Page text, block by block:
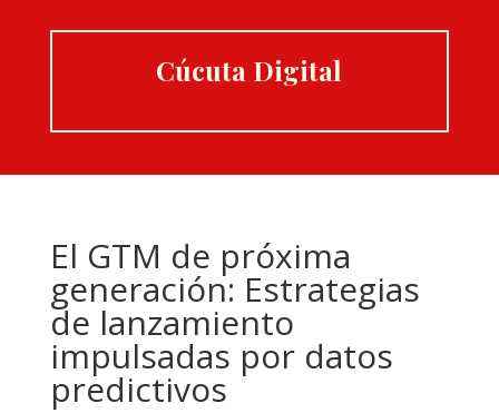
Cúcuta Digital
El GTM de próxima
generación: Estrategias
de lanzamiento
impulsadas por datos
predictivos